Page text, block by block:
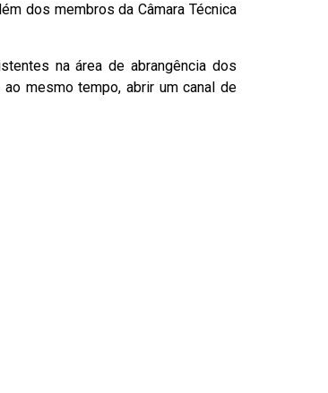
dos membros da Câmara Técnica
na área de abrangência dos
mesmo tempo, abrir um canal de